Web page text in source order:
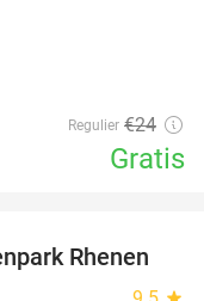
Regulier €24
Gratis
19%
Rhenen